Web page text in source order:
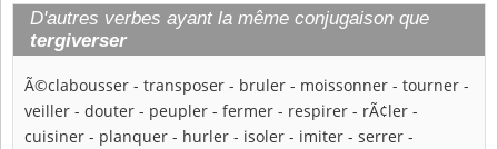
D'autres verbes ayant la même conjugaison que
tergiverser
Ã©clabousser - transposer - bruler - moissonner - tourner -
veiller - douter - peupler - fermer - respirer - rÃ¢ler -
cuisiner - planquer - hurler - isoler - imiter - serrer -